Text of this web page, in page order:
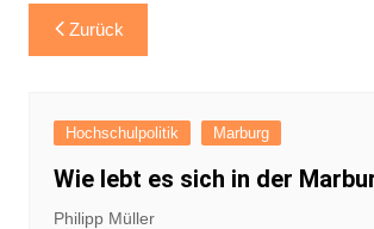
Beitragsnavigation
Zurück
Hochschulpolitik Marburg
Wie lebt es sich in der
Philipp Müller